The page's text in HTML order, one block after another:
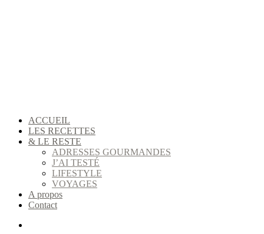
ACCUEIL
LES RECETTES
& LE RESTE
ADRESSES GOURMANDES
J’AI TESTÉ
LIFESTYLE
VOYAGES
A propos
Contact